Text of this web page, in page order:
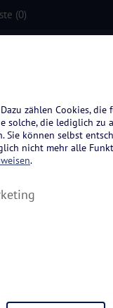
(0)
zählen Cookies,
solche, die lediglich zu
können selbst
nicht mehr alle
.